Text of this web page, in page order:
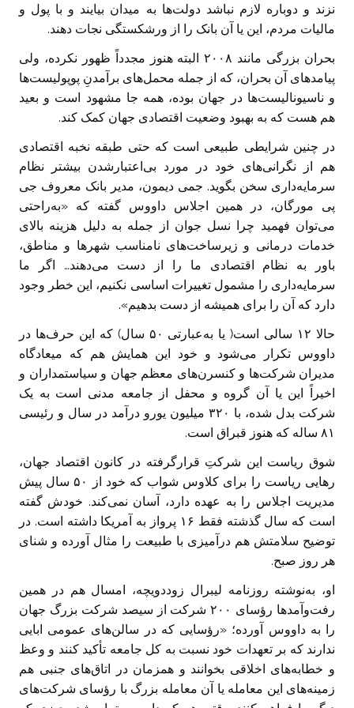
نزند و دوباره لازم نباشد دولت‌ها به میدان بیایند و با پول و
مالیات مردم، این یا آن بانک را از ورشکستگی نجات دهند.
بحران بزرگی مانند ۲۰۰۸ البته هنوز مجدداً ظهور نکرده، ولی
پیامدهای آن بحران، که از جمله محمل‌های برآمدنِ پوپولیست‌ها
و ناسیونالیست‌ها در جهان بوده، همه جا مشهود است و بعید
هم هست که به بهبود وضعیت اقتصادی جهان کمک کند.
در چنین شرایطی طبیعی است که حتی طبقه نخبه اقتصادی
هم از نگرانی‌های خود در مورد بی‌اعتبارشدن بیشتر نظام
سرمایه‌داری سخن بگوید. جمی دیمون، مدیر بانک معروف جی
پی مورگان، در همین اجلاس داووس گفته که «به‌راحتی
می‌توان فهمید چرا نسل جوان از جمله به دلیل هزینه بالای
خدمات درمانی و زیرساخت‌های نامناسب شهرها و مناطق،
باور به نظام اقتصادی ما را از دست می‌دهند… اگر ما
سرمایه‌داری را مشمول تغییرات اساسی نکنیم، این خطر وجود
دارد که آن را برای همیشه از دست بدهیم».
حالا ۱۲ سالی است( یا به‌عبارتی ۵۰ سال) که این حرف‌ها در
داووس تکرار می‌شود و خود این همایش هم که میعادگاه
مدیران شرکت‌ها و کنسرن‌های معظم جهان و سیاستمداران و
اخیراً این یا آن گروه و محفل از جامعه مدنی است به یک
شرکت بدل شده، با ۳۲۰ میلیون یورو درآمد در سال و رئیسی
۸۱ ساله که هنوز قبراق است.
شوق ریاست این شرکتِ قرارگرفته در کانون اقتصاد جهان،
رهایی ریاست را برای کلاوس شواب که خود از ۵۰ سال پیش
مدیریت اجلاس را به عهده دارد، آسان نمی‌کند. خودش گفته
است که سال گذشته فقط ۱۶ پرواز به آمریکا داشته است. در
توضیح سلامتش هم درآمیزی با طبیعت را مثال آورده و شنای
هر روز صبح.
او، به‌نوشته روزنامه لیبرال زوددویچه، امسال هم در همین
رفت‌وآمدها رؤسای ۲۰۰ شرکت از سیصد شرکت بزرگ جهان
را به داووس آورده؛ «رؤسایی که در سالن‌های عمومی ابایی
ندارند که بر تعهدات خود نسبت به کل جامعه تأکید کنند و وعظ
و خطابه‌های اخلاقی بخوانند و همزمان در اتاق‌های جنبی هم
زمینه‌های این معامله یا آن معامله بزرگ با رؤسای شرکت‌های